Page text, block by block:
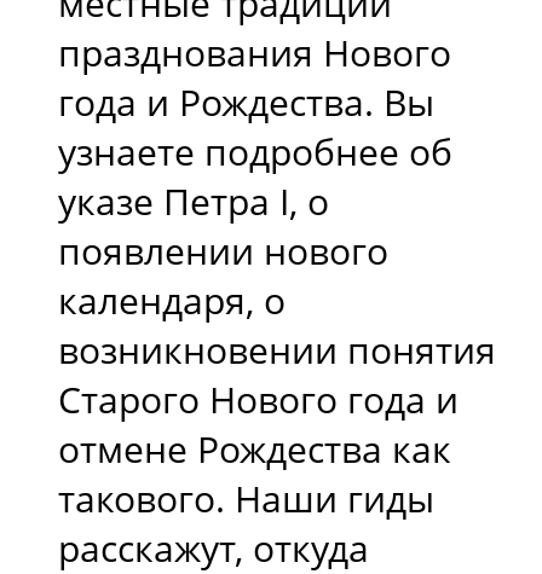
празднования Нового
года и Рождества. Вы
узнаете подробнее об
указе Петра I, о
появлении нового
календаря, о
возникновении понятия
Старого Нового года и
отмене Рождества как
такового. Наши гиды
расскажут, откуда